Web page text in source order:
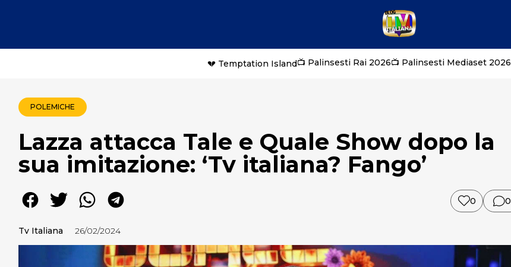
💔 Temptation Island📺 Palinsesti Rai 2026📺 Palinsesti Mediaset 2026
POLEMICHE
Lazza attacca Tale e Quale Show dopo la
sua imitazione: ‘Tv italiana? Fango’
0 0
Tv Italiana 26/02/2024